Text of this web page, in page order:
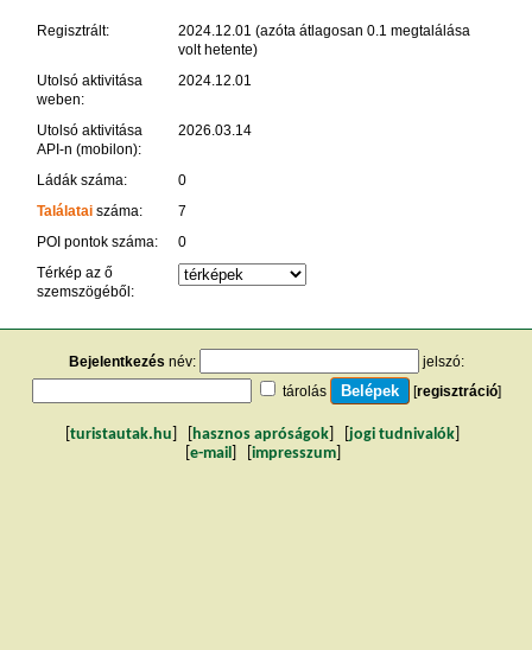
Regisztrált:
2024.12.01 (azóta átlagosan 0.1 megtalálása
volt hetente)
Utolsó aktivitása
weben:
2024.12.01
Utolsó aktivitása
API-n (mobilon):
2026.03.14
Ládák száma:
0
Találataiszáma:
7
POI pontok száma:
0
Térkép az ő
szemszögéből:
Bejelentkezés név:
jelszó:
tárolás
[regisztráció]
turistautak.hu hasznos apróságok jogi tudnivalók
e-mail impresszum]